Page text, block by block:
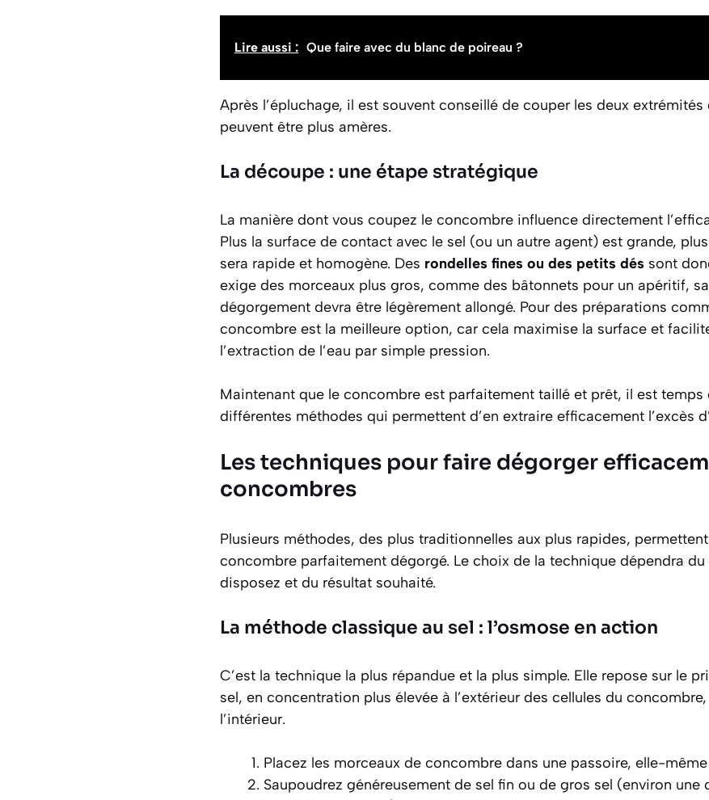
Lire aussi : Que faire avec du blanc de poireau ?
Après l’épluchage, il est souvent conseillé de couper les deux
peuvent être plus amères.
La découpe : une étape stratégique
La manière dont vous coupez le concombre influence directement
Plus la surface de contact avec le sel (ou un autre agent) est grande, plus
sera rapide et homogène. Des rondelles fines ou des petits dés sont
exige des morceaux plus gros, comme des bâtonnets pour un apéritif,
dégorgement devra être légèrement allongé. Pour des préparations
concombre est la meilleure option, car cela maximise la surface et
l’extraction de l’eau par simple pression.
Maintenant que le concombre est parfaitement taillé et prêt, il est temps
différentes méthodes qui permettent d’en extraire efficacement l’excès
Les techniques pour faire dégorger
concombres
Plusieurs méthodes, des plus traditionnelles aux plus rapides,
concombre parfaitement dégorgé. Le choix de la technique dépendra
disposez et du résultat souhaité.
La méthode classique au sel : l’osmose en action
C’est la technique la plus répandue et la plus simple. Elle repose sur le
sel, en concentration plus élevée à l’extérieur des cellules du
l’intérieur.
Placez les morceaux de concombre dans une passoire, elle-
Saupoudrez généreusement de sel fin ou de gros sel (environ une